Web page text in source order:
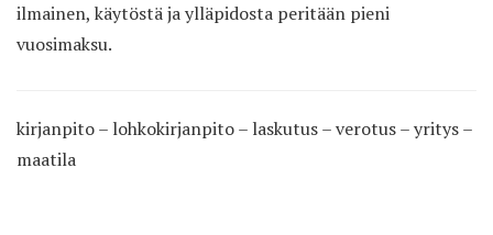
ilmainen, käytöstä ja ylläpidosta peritään pieni
vuosimaksu.
kirjanpito – lohkokirjanpito – laskutus – verotus – yritys –
maatila